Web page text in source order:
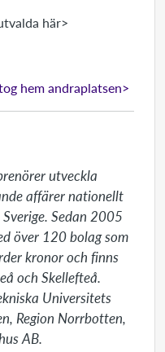
här>
hem andraplatsen>
utveckla
affärer nationellt
Sedan 2005
över 120 bolag som
kronor och finns
och Skellefteå.
Universitets
Region Norrbotten,
AB.